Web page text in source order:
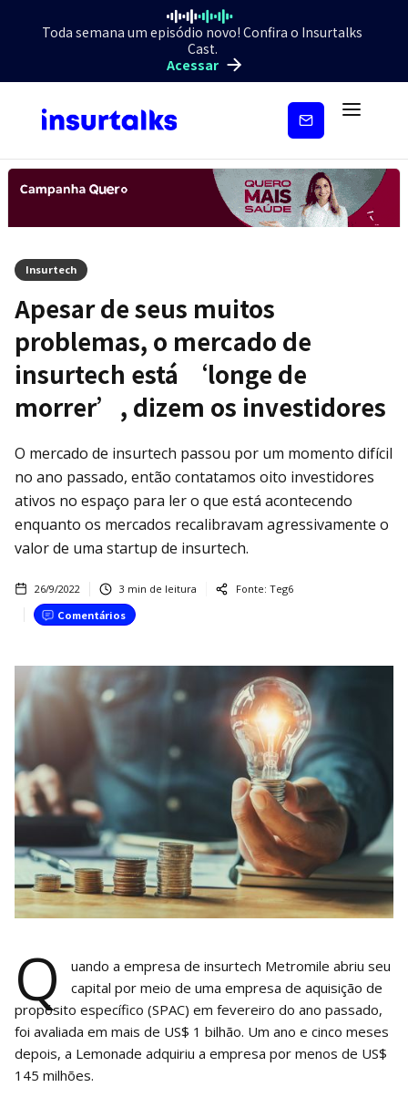
Toda semana um episódio novo! Confira o Insurtalks
Cast.
Acessar
Inscreva-
Insurtech
Apesar de seus muitos
problemas, o mercado de
insurtech está ‘longe de
morrer’, dizem os investidores
O mercado de insurtech passou por um momento difícil
no ano passado, então contatamos oito investidores
ativos no espaço para ler o que está acontecendo
enquanto os mercados recalibravam agressivamente o
valor de uma startup de insurtech.
26/9/2022 3 min de leitura Fonte: Teg6
Comentários
Q
uando a empresa de insurtech Metromile abriu seu
capital por meio de uma empresa de aquisição de
propósito específico (SPAC) em fevereiro do ano passado,
foi avaliada em mais de US$ 1 bilhão. Um ano e cinco meses
depois, a Lemonade adquiriu a empresa por menos de US$
145 milhões.